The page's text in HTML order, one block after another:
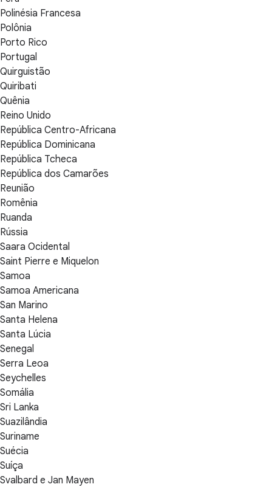
Polinésia Francesa
Polônia
Porto Rico
Portugal
Quirguistão
Quiribati
Quênia
Reino Unido
República Centro-Africana
República Dominicana
República Tcheca
República dos Camarões
Reunião
Romênia
Ruanda
Rússia
Saara Ocidental
Saint Pierre e Miquelon
Samoa
Samoa Americana
San Marino
Santa Helena
Santa Lúcia
Senegal
Serra Leoa
Seychelles
Somália
Sri Lanka
Suazilândia
Suriname
Suécia
Suíça
Svalbard e Jan Mayen